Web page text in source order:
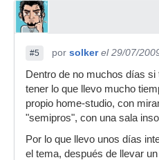
#5 por solker el 29/07/
Dentro de no muchos días
tener lo que llevo mucho
propio home-studio, con
"semipros", con una sala
Por lo que llevo unos días
el tema, después de llevar